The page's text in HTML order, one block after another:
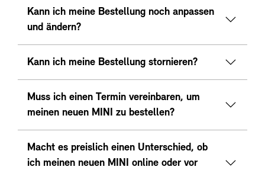
Kann ich meine Bestellung noch anpassen
und ändern?
Kann ich meine Bestellung stornieren?
Muss ich einen Termin vereinbaren, um
meinen neuen MINI zu bestellen?
Macht es preislich einen Unterschied, ob
ich meinen neuen MINI online oder vor